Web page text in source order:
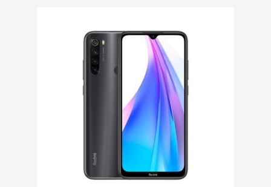
POLITYKA PRYWATNOŚCI
REGULAMIN SKLEPU